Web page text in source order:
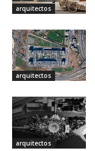
arquitectos
arquitectos
arquitectos